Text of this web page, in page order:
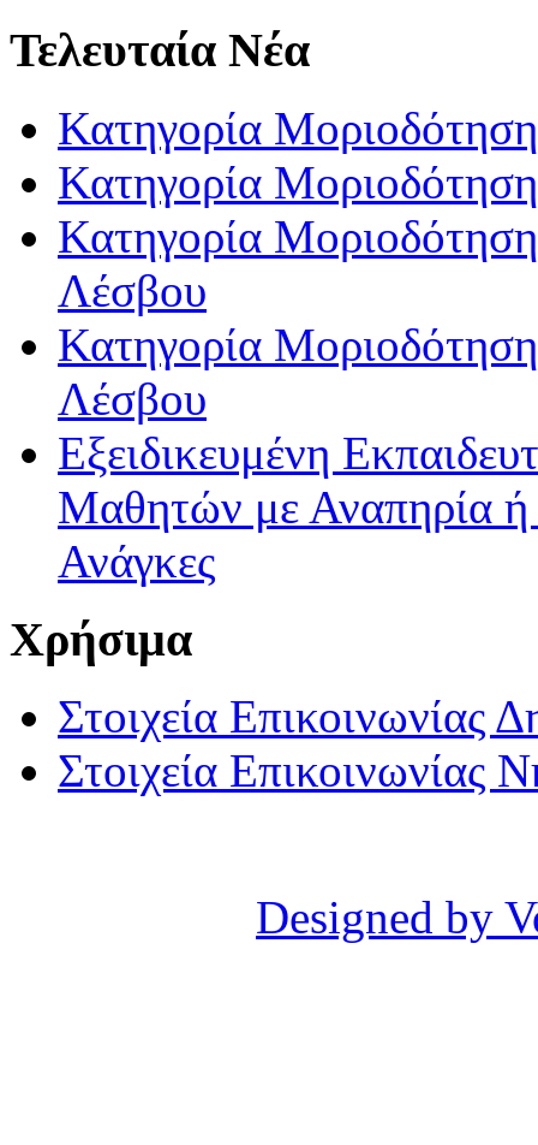
Τελευταία Νέα
Κατηγορία
Κατηγορία
Κατηγορία
Λέσβου
Κατηγορία
Λέσβου
Εξειδικευμένη
Μαθητών με Αναπηρία ή /
Ανάγκες
Χρήσιμα
Στοιχεία Επικοινωνίας
Στοιχεία Επικοινωνίας
Designed by